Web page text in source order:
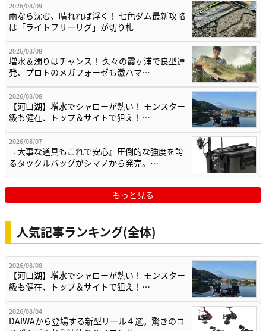
2026/08/09
雨なら沈む、晴れれば浮く！ 七色ダム最新攻略
は「ライトフリーリグ」が切り札
2026/08/08
増水＆濁りはチャンス！ 久々の霞ヶ浦で良型連
発、プロトのメガフォーゼも激ハマ…
2026/08/08
【河口湖】増水でシャローが熱い！ モンスター
級も健在、トップ＆サイトで狙え！…
2026/08/07
『大事な道具もこれで安心』圧倒的な強度を誇
るタックルバッグがシマノから発売。…
もっと見る
人気記事ランキング(全体)
2026/08/08
【河口湖】増水でシャローが熱い！ モンスター
級も健在、トップ＆サイトで狙え！…
2026/08/04
DAIWAから登場する新型リール４選。驚きのコ